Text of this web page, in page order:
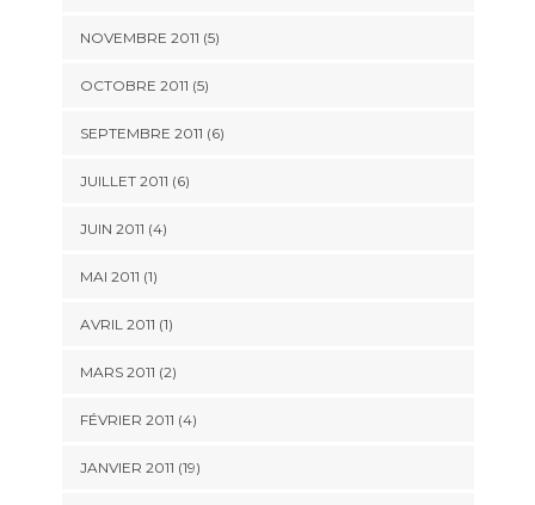
NOVEMBRE 2011 (5)
OCTOBRE 2011 (5)
SEPTEMBRE 2011 (6)
JUILLET 2011 (6)
JUIN 2011 (4)
MAI 2011 (1)
AVRIL 2011 (1)
MARS 2011 (2)
FÉVRIER 2011 (4)
JANVIER 2011 (19)